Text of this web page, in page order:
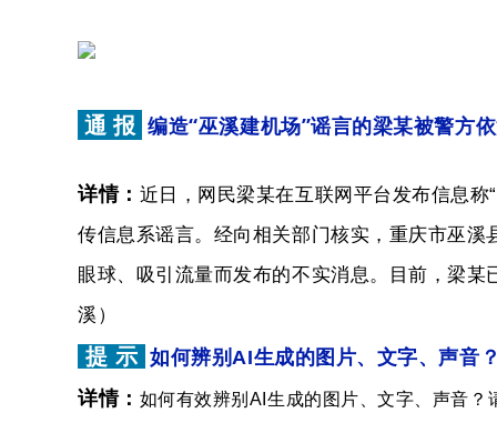
通 报 编造“巫溪建机场”谣言的梁某被警方
详情： 近日，网民梁某在互联网平台发布信息
传信息系谣言。经向相关部门核实，重庆市巫
眼球、吸引流量而发布的不实消息。目前，梁
溪）
提 示 如何辨别AI生成的图片、文字、声音
详情： 如何有效辨别AI生成的图片、文字、声音？